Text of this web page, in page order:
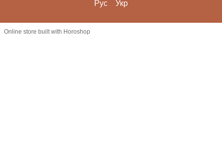
Рус Укр
Online store built with Horoshop